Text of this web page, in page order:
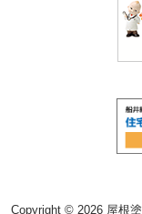
Copyright © 2026 屋根